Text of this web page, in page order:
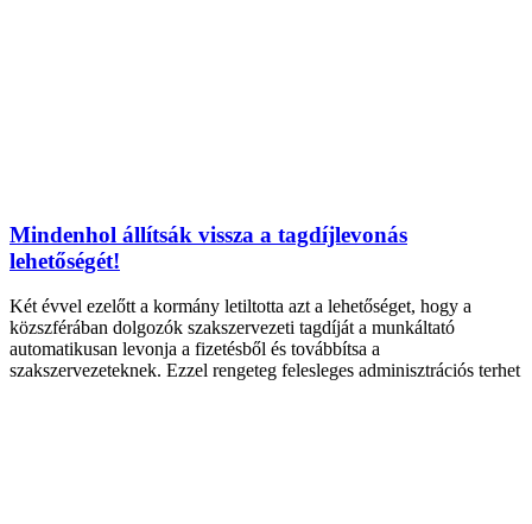
Mindenhol állítsák vissza a tagdíjlevonás
lehetőségét!
Két évvel ezelőtt a kormány letiltotta azt a lehetőséget, hogy a
közszférában dolgozók szakszervezeti tagdíját a munkáltató
automatikusan levonja a fizetésből és továbbítsa a
szakszervezeteknek. Ezzel rengeteg felesleges adminisztrációs terhet